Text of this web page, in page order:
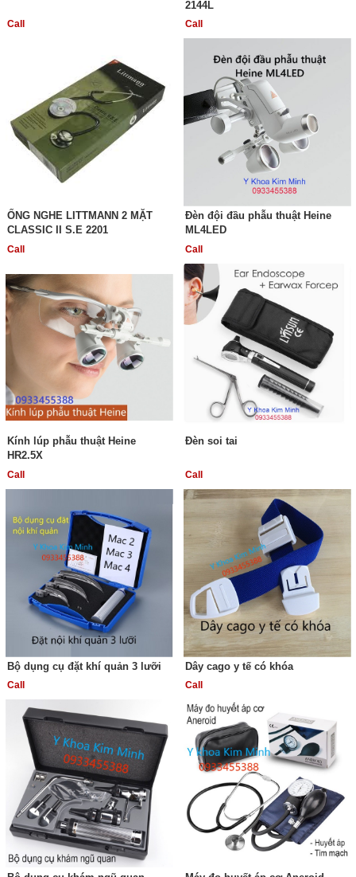
Call
2144L
Call
ỐNG NGHE LITTMANN 2 MẶT
CLASSIC II S.E 2201
Call
Đèn đội đầu phẫu thuật Heine
ML4LED
Call
Kính lúp phẫu thuật Heine
HR2.5X
Call
Đèn soi tai
Call
Bộ dụng cụ đặt khí quản 3 lưỡi
Call
Dây cago y tế có khóa
Call